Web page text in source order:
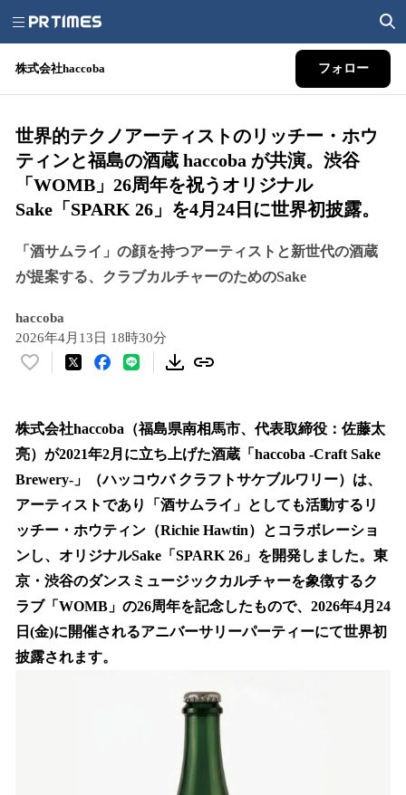
株式会社haccoba フォロー
世界的テクノアーティストのリッチー・ホウ
ティンと福島の酒蔵 haccoba が共演。渋谷
「WOMB」26周年を祝うオリジナル
Sake「SPARK 26」を4月24日に世界初披露。
「酒サムライ」の顔を持つアーティストと新世代の酒蔵
が提案する、クラブカルチャーのためのSake
haccoba
2026年4月13日 18時30分
い
！
数
を
読
み
込
み
中
で
す
株式会社haccoba（福島県南相馬市、代表取締役：佐藤太
亮）が2021年2月に立ち上げた酒蔵「haccoba -Craft Sake
Brewery-」（ハッコウバ クラフトサケブルワリー）は、
アーティストであり「酒サムライ」としても活動するリ
ッチー・ホウティン（Richie Hawtin）とコラボレーショ
ンし、オリジナルSake「SPARK 26」を開発しました。東
京・渋谷のダンスミュージックカルチャーを象徴するク
ラブ「WOMB」の26周年を記念したもので、2026年4月24
日(金)に開催されるアニバーサリーパーティーにて世界初
披露されます。